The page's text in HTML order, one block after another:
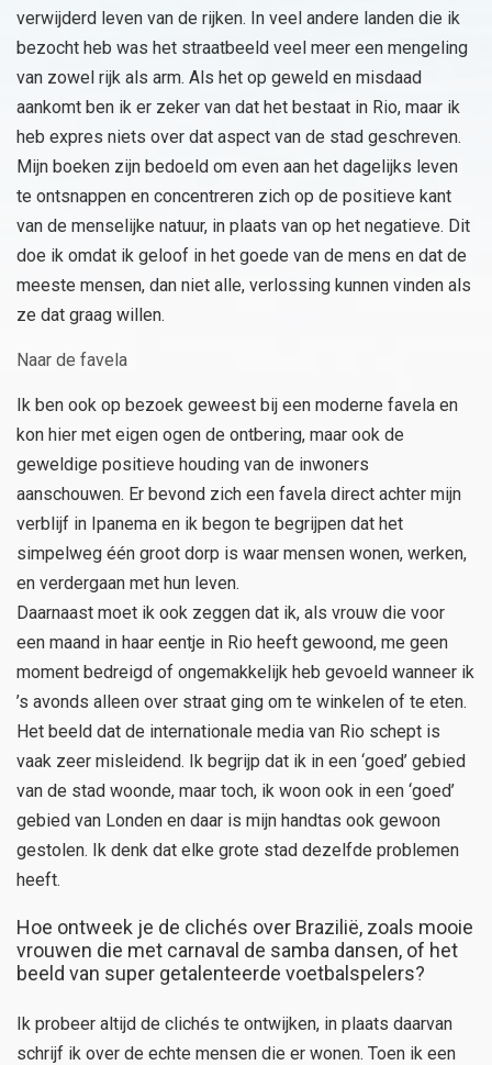
verwijderd leven van de rijken. In veel andere landen die ik
bezocht heb was het straatbeeld veel meer een mengeling
van zowel rijk als arm. Als het op geweld en misdaad
aankomt ben ik er zeker van dat het bestaat in Rio, maar ik
heb expres niets over dat aspect van de stad geschreven.
Mijn boeken zijn bedoeld om even aan het dagelijks leven
te ontsnappen en concentreren zich op de positieve kant
van de menselijke natuur, in plaats van op het negatieve. Dit
doe ik omdat ik geloof in het goede van de mens en dat de
meeste mensen, dan niet alle, verlossing kunnen vinden als
ze dat graag willen.
Naar de favela
Ik ben ook op bezoek geweest bij een moderne favela en
kon hier met eigen ogen de ontbering, maar ook de
geweldige positieve houding van de inwoners
aanschouwen. Er bevond zich een favela direct achter mijn
verblijf in Ipanema en ik begon te begrijpen dat het
simpelweg één groot dorp is waar mensen wonen, werken,
en verdergaan met hun leven.
Daarnaast moet ik ook zeggen dat ik, als vrouw die voor
een maand in haar eentje in Rio heeft gewoond, me geen
moment bedreigd of ongemakkelijk heb gevoeld wanneer ik
’s avonds alleen over straat ging om te winkelen of te eten.
Het beeld dat de internationale media van Rio schept is
vaak zeer misleidend. Ik begrijp dat ik in een ‘goed’ gebied
van de stad woonde, maar toch, ik woon ook in een ‘goed’
gebied van Londen en daar is mijn handtas ook gewoon
gestolen. Ik denk dat elke grote stad dezelfde problemen
heeft.
Hoe ontweek je de clichés over Brazilië, zoals mooie
vrouwen die met carnaval de samba dansen, of het
beeld van super getalenteerde voetbalspelers?
Ik probeer altijd de clichés te ontwijken, in plaats daarvan
schrijf ik over de echte mensen die er wonen. Toen ik een